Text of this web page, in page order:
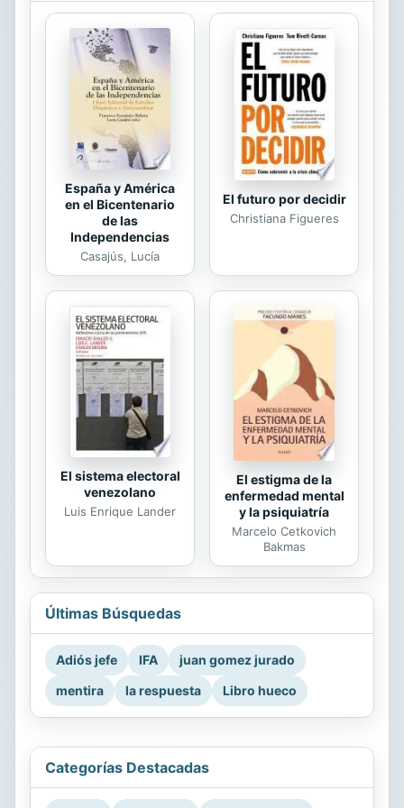
del pueblo mapuche, llevó al
naturalista francés #que antes había
clasificado gran parte de la flora y
fauna del país# a acumular un
centenar de notas y estudios
descriptivos que, tras su muerte,
quedaron archivados en...
España y América
en el Bicentenario
de las
Independencias
Casajús, Lucía
El futuro por decidir
Christiana Figueres
El sistema electoral
venezolano
Luis Enrique Lander
El estigma de la
enfermedad mental
y la psiquiatría
Marcelo Cetkovich
Bakmas
Últimas Búsquedas
Adiós jefe IFA
juan gomez jurado
mentira
la respuesta Libro hueco
Categorías Destacadas